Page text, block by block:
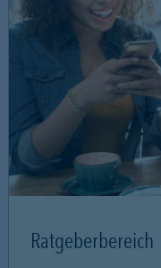
Ratgeberbereich